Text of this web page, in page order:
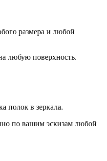
размера и любой
любую поверхность.
полок в зеркала.
по вашим эскизам любой